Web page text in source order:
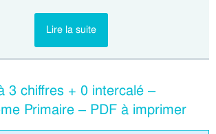
Lire la suite
3 chiffres + 0 intercalé –
Primaire – PDF à imprimer